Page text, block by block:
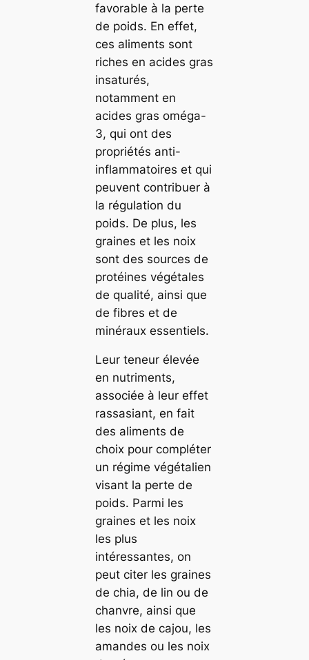
favorable à la perte
de poids. En effet,
ces aliments sont
riches en acides gras
insaturés,
notamment en
acides gras oméga-
3, qui ont des
propriétés anti-
inflammatoires et qui
peuvent contribuer à
la régulation du
poids. De plus, les
graines et les noix
sont des sources de
protéines végétales
de qualité, ainsi que
de fibres et de
minéraux essentiels.
Leur teneur élevée
en nutriments,
associée à leur effet
rassasiant, en fait
des aliments de
choix pour compléter
un régime végétalien
visant la perte de
poids. Parmi les
graines et les noix
les plus
intéressantes, on
peut citer les graines
de chia, de lin ou de
chanvre, ainsi que
les noix de cajou, les
amandes ou les noix